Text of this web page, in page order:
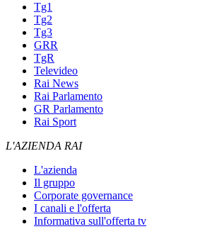
Tg1
Tg2
Tg3
GRR
TgR
Televideo
Rai News
Rai Parlamento
GR Parlamento
Rai Sport
L'AZIENDA RAI
L'azienda
Il gruppo
Corporate governance
I canali e l'offerta
Informativa sull'offerta tv